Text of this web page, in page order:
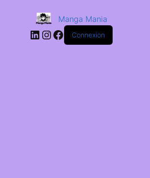
Manga Mania
Connexion